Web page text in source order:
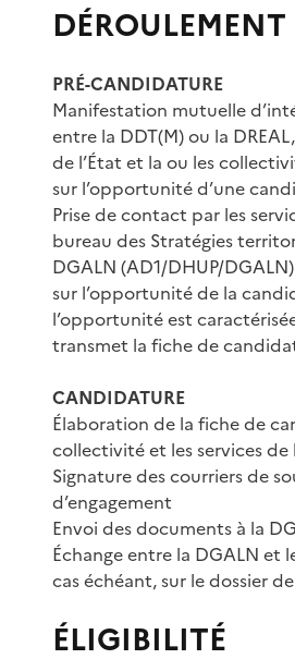
DÉROULEMENT
PRÉ-CANDIDATURE
Manifestation mutuelle
entre la DDT(M) ou la
de l’État et la ou les
sur l’opportunité d’une
Prise de contact par les
bureau des Stratégies
DGALN (AD1/DHUP/
sur l’opportunité de la
l’opportunité est
transmet la fiche de
CANDIDATURE
Élaboration de la fiche de
collectivité et les services de
Signature des courriers de
d’engagement
Envoi des documents à la
Échange entre la DGALN et
cas échéant, sur le dossier
ÉLIGIBILITÉ